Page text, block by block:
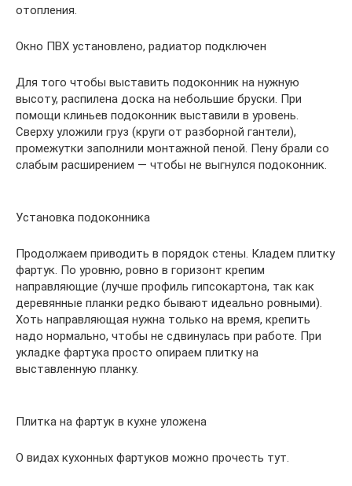
отопления.
Окно ПВХ установлено, радиатор подключен
Для того чтобы выставить подоконник на нужную
высоту, распилена доска на небольшие бруски. При
помощи клиньев подоконник выставили в уровень.
Сверху уложили груз (круги от разборной гантели),
промежутки заполнили монтажной пеной. Пену брали со
слабым расширением — чтобы не выгнулся подоконник.
Установка подоконника
Продолжаем приводить в порядок стены. Кладем плитку
фартук. По уровню, ровно в горизонт крепим
направляющие (лучше профиль гипсокартона, так как
деревянные планки редко бывают идеально ровными).
Хоть направляющая нужна только на время, крепить
надо нормально, чтобы не сдвинулась при работе. При
укладке фартука просто опираем плитку на
выставленную планку.
Плитка на фартук в кухне уложена
О видах кухонных фартуков можно прочесть тут.